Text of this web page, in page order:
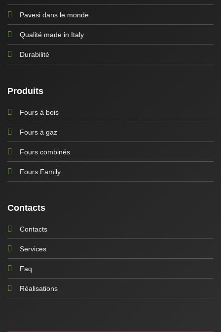
Pavesi dans le monde
Qualité made in Italy
Durabilité
Produits
Fours à bois
Fours à gaz
Fours combinés
Fours Family
Contacts
Contacts
Services
Faq
Réalisations